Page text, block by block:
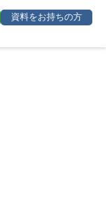
資料をお持ちの方